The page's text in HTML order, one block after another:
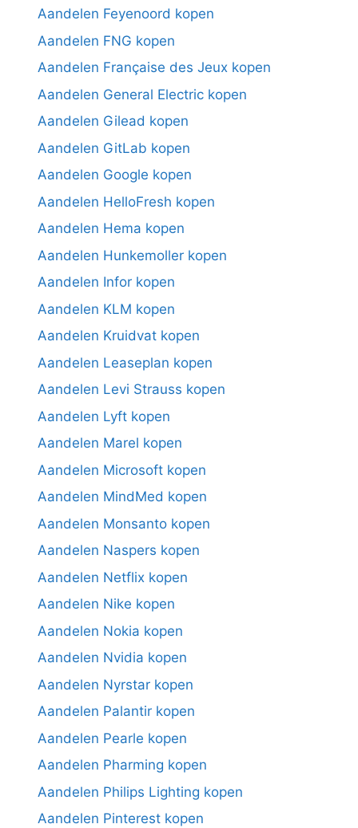
Aandelen Feyenoord kopen
Aandelen FNG kopen
Aandelen Française des Jeux kopen
Aandelen General Electric kopen
Aandelen Gilead kopen
Aandelen GitLab kopen
Aandelen Google kopen
Aandelen HelloFresh kopen
Aandelen Hema kopen
Aandelen Hunkemoller kopen
Aandelen Infor kopen
Aandelen KLM kopen
Aandelen Kruidvat kopen
Aandelen Leaseplan kopen
Aandelen Levi Strauss kopen
Aandelen Lyft kopen
Aandelen Marel kopen
Aandelen Microsoft kopen
Aandelen MindMed kopen
Aandelen Monsanto kopen
Aandelen Naspers kopen
Aandelen Netflix kopen
Aandelen Nike kopen
Aandelen Nokia kopen
Aandelen Nvidia kopen
Aandelen Nyrstar kopen
Aandelen Palantir kopen
Aandelen Pearle kopen
Aandelen Pharming kopen
Aandelen Philips Lighting kopen
Aandelen Pinterest kopen